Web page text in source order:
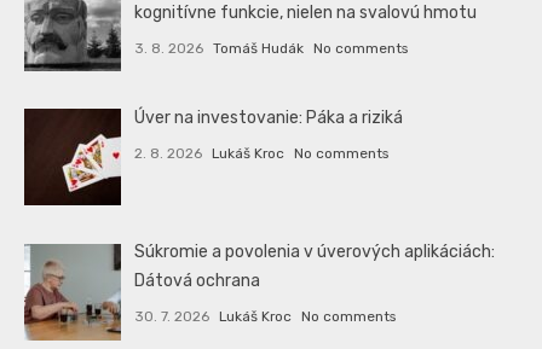
kognitívne funkcie, nielen na svalovú hmotu
3. 8. 2026 Tomáš Hudák No comments
Úver na investovanie: Páka a riziká
2. 8. 2026 Lukáš Kroc No comments
Súkromie a povolenia v úverových aplikáciách:
Dátová ochrana
30. 7. 2026 Lukáš Kroc No comments